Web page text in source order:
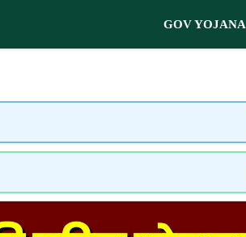
GOV YOJANA